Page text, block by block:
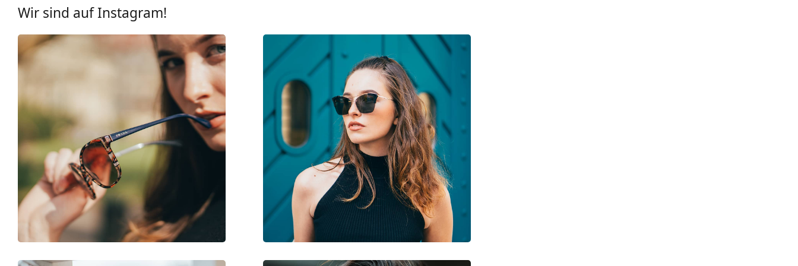
Brillenfassungen
Rahmenform:
Cat Eye
Farbe der Fassung:
rot
Material der Fassung:
Kunststoff
Größe:
S
Brillenbreite:
128 mm
Bügellänge:
140 mm
Stegbreite:
Gewicht:
Verstellbare Nasenpads:
Accessories
Etui:
Ja
Wir sind auf Instagram!